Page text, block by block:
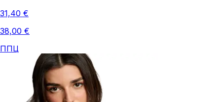
31,40 €
38,00 €
ППЦ